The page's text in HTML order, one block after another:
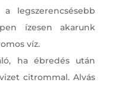
legszerencsésebb
ízesen akarunk
víz.
ha ébredés után
citrommal. Alvás